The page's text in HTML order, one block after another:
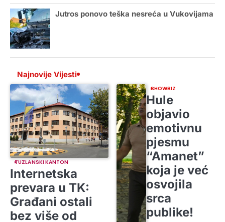
Jutros ponovo teška nesreća u Vukovijama
Najnovije Vijesti
TUZLANSKI KANTON
Internetska
prevara u TK:
Građani ostali
bez više od
SHOWBIZ
Hule
objavio
emotivnu
pjesmu
“Amanet”
koja je već
osvojila
srca
publike!